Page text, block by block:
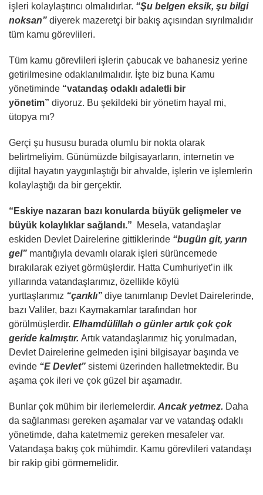
işleri kolaylaştırıcı olmalıdırlar. “Şu belgen eksik, şu bilgi
noksan” diyerek mazeretçi bir bakış açısından sıyrılmalıdır
tüm kamu görevlileri.
Tüm kamu görevlileri işlerin çabucak ve bahanesiz yerine
getirilmesine odaklanılmalıdır. İşte biz buna Kamu
yönetiminde “vatandaş odaklı adaletli bir
yönetim” diyoruz. Bu şekildeki bir yönetim hayal mi,
ütopya mı?
Gerçi şu hususu burada olumlu bir nokta olarak
belirtmeliyim. Günümüzde bilgisayarların, internetin ve
dijital hayatın yaygınlaştığı bir ahvalde, işlerin ve işlemlerin
kolaylaştığı da bir gerçektir.
“Eskiye nazaran bazı konularda büyük gelişmeler ve
büyük kolaylıklar sağlandı.”
Mesela, vatandaşlar
eskiden Devlet Dairelerine gittiklerinde “bugün git, yarın
gel” mantığıyla devamlı olarak işleri sürüncemede
bırakılarak eziyet görmüşlerdir. Hatta Cumhuriyet’in ilk
yıllarında vatandaşlarımız, özellikle köylü
yurttaşlarımız “çarıklı” diye tanımlanıp Devlet Dairelerinde,
bazı Valiler, bazı Kaymakamlar tarafından hor
görülmüşlerdir. Elhamdülillah o günler artık çok çok
geride kalmıştır. Artık vatandaşlarımız hiç yorulmadan,
Devlet Dairelerine gelmeden işini bilgisayar başında ve
evinde “E Devlet” sistemi üzerinden halletmektedir. Bu
aşama çok ileri ve çok güzel bir aşamadır.
Bunlar çok mühim bir ilerlemelerdir. Ancak yetmez. Daha
da sağlanması gereken aşamalar var ve vatandaş odaklı
yönetimde, daha katetmemiz gereken mesafeler var.
Vatandaşa bakış çok mühimdir. Kamu görevlileri vatandaşı
bir rakip gibi görmemelidir.